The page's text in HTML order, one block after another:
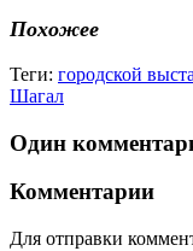
Похожее
Теги: городской
Шагал
Один
Комментарии
Для отправки